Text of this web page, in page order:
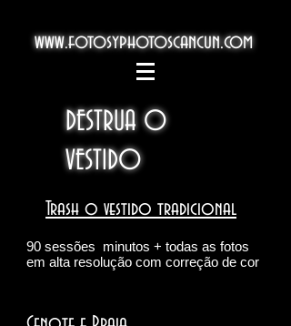
www.fotosyphotoscancun.com
DESTRUA O
VESTIDO
Trash o vestido tradicional
90 sessões minutos + todas as fotos
em alta resolução com correção de cor